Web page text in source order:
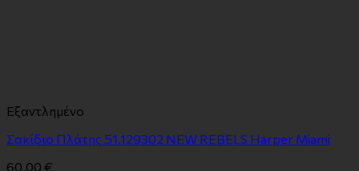
Εξαντλημένο
Σακίδιο Πλάτης 51.129302 NEW REBELS Harper Miami
60,00 €